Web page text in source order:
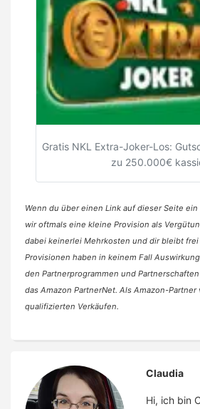
Gratis NKL Extra-Joker-Los:
zu 250.000€
Wenn du über einen Link auf dieser Seite
wir oftmals eine kleine Provision als
dabei keinerlei Mehrkosten und dir bleibt
Provisionen haben in keinem Fall
den Partnerprogrammen und
das Amazon PartnerNet. Als Amazon-Partner
qualifizierten Verkäufen.
Claudia
Hi, ich bin